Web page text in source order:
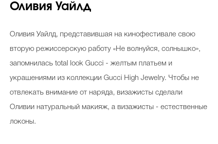
Оливия Уайлд
Оливия Уайлд, представившая на кинофестивале свою
вторую режиссерскую работу «Не волнуйся, солнышко»,
запомнилась total look Gucci - желтым платьем и
украшениями из коллекции Gucci High Jewelry. Чтобы не
отвлекать внимание от наряда, визажисты сделали
Оливии натуральный макияж, а визажисты - естественные
локоны.